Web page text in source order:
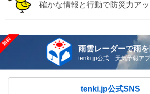
確かな情報と行動で防災力ア
雨雲レーダーで雨を
tenki.jp公式 天気予報アプ
tenki.jp公式SNS